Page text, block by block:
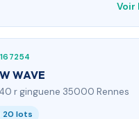
Voir
WAVE
r ginguene 35000 Rennes
20 lots